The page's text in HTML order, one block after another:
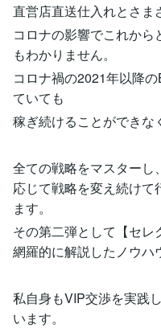
直営店直送仕入れとさま
コロナの影響でこれか
もわかりません。
コロナ禍の2021年以降
ていても
稼ぎ続けることができな
全ての戦略をマスターし
応じて戦略を変え続け
ます。
その第二弾として【セ
網羅的に解説したノウハ
私自身もVIP交渉を実践
います。